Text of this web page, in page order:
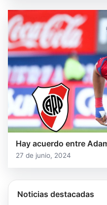
Hay acuerdo entre
27 de junio, 2024
Noticias destacadas